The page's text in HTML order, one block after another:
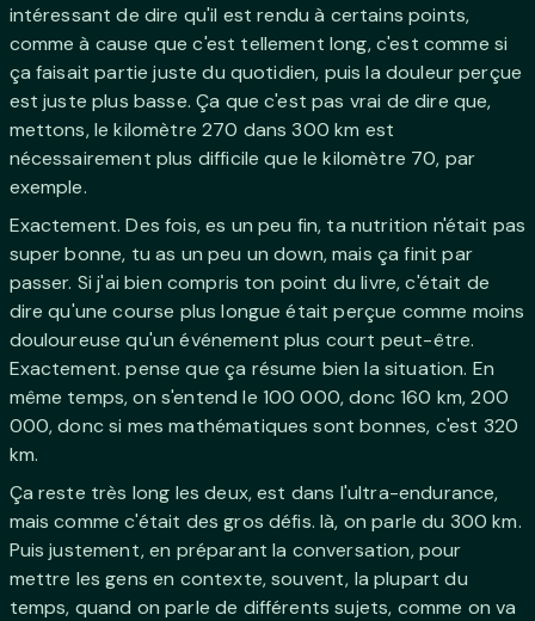
intéressant de dire qu'il est rendu à certains points,
comme à cause que c'est tellement long, c'est comme si
ça faisait partie juste du quotidien, puis la douleur perçue
est juste plus basse. Ça que c'est pas vrai de dire que,
mettons, le kilomètre 270 dans 300 km est
nécessairement plus difficile que le kilomètre 70, par
exemple.
Exactement. Des fois, es un peu fin, ta nutrition n'était pas
super bonne, tu as un peu un down, mais ça finit par
passer. Si j'ai bien compris ton point du livre, c'était de
dire qu'une course plus longue était perçue comme moins
douloureuse qu'un événement plus court peut-être.
Exactement. pense que ça résume bien la situation. En
même temps, on s'entend le 100 000, donc 160 km, 200
000, donc si mes mathématiques sont bonnes, c'est 320
km.
Ça reste très long les deux, est dans l'ultra-endurance,
mais comme c'était des gros défis. là, on parle du 300 km.
Puis justement, en préparant la conversation, pour
mettre les gens en contexte, souvent, la plupart du
temps, quand on parle de différents sujets, comme on va